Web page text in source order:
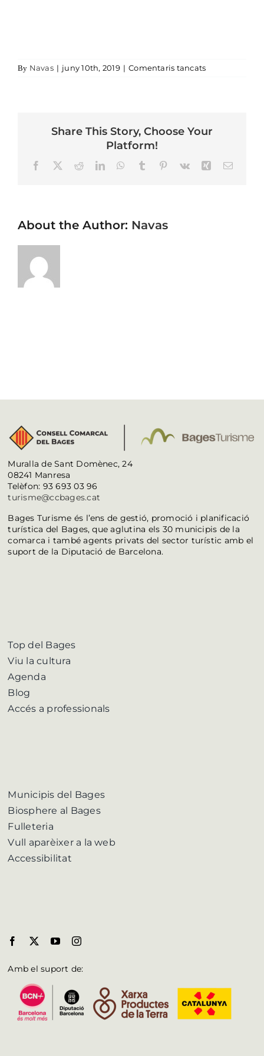
By Navas | juny 10th, 2019 | Comentaris tancatsa Exteriors
Share This Story, Choose Your
Platform!
FacebookRedditLinkedInWhatsApp
TumblrPinterest
Vk XingEmail
About the Author: Navas
Muralla de Sant Domènec, 24
08241 Manresa
Telèfon: 93 693 03 96
turisme@ccbages.cat
Bages Turisme és l’ens de gestió, promoció i planificació
turística del Bages, que aglutina els 30 municipis de la
comarca i també agents privats del sector turístic amb el
suport de la Diputació de Barcelona.
Top del Bages
Viu la cultura
Agenda
Blog
Accés a professionals
Municipis del Bages
Biosphere al Bages
Fulleteria
Vull aparèixer a la web
Accessibilitat
Amb el suport de: